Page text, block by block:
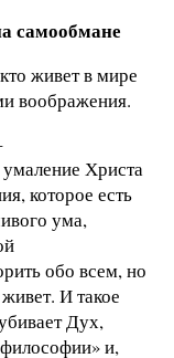
самообмане
живет в мире
воображения.
Христа
которое есть
ума,
обо всем, но
И такое
Дух,
и,